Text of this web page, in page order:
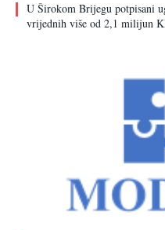
U Širokom Brijegu potpisani
vrijednih više od 2,1 milijun